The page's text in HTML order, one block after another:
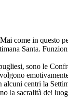
come in questo
Santa.
sono le
centri la
la sacralità dei